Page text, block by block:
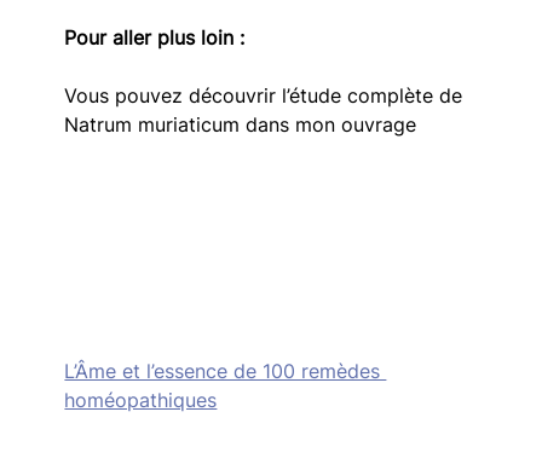
Pour aller plus loin :
Vous pouvez découvrir l’étude complète de
Natrum muriaticum dans mon ouvrage
L’Âme et l’essence de 100 remèdes
homéopathiques